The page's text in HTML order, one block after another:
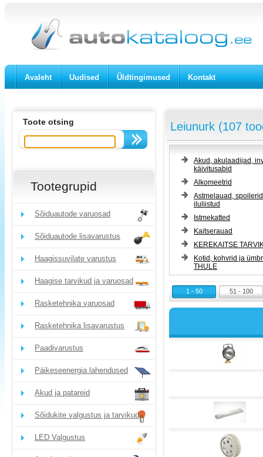
Avaleht Uudised Üldtingimused Kontakt
Toote otsing
Tootegrupid
Sõiduautode varuosad
Sõiduautode lisavarustus
Haagissuvilate varustus
Haagise tarvikud ja varuosad
Rasketehnika varuosad
Rasketehnika lisavarustus
Paadivarustus
Päikeseenergia lahendused
Akud ja patareid
Sõidukite valgustus ja tarvikud
LED Valgustus
Leiunurk (107
Akud, akulaadijad,
käivitusabid
Alkomeetrid
Astmelauad,
iluliistud
Istmekatted
Kaitserauad
KEREKAITSE
Kotid, kohvrid ja
THULE
1 - 50 51 - 100